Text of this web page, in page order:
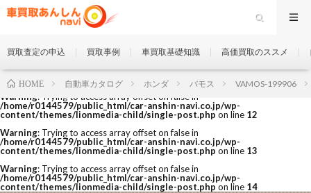
Warning: Trying to access array offset on false in
/home/r0144579/public_html/car-anshin-navi.co.jp/wp-
content/themes/lionmedia-child/single-post.php on line 12
Warning: Trying to access array offset on false in
/home/r0144579/public_html/car-anshin-navi.co.jp/wp-
content/themes/lionmedia-child/single-post.php on line 13
Warning: Trying to access array offset on false in
/home/r0144579/public_html/car-anshin-navi.co.jp/wp-
content/themes/lionmedia-child/single-post.php on line 14
買取査定の申込 買取事例 車買取基礎知識 高価買取のススメ
HOME 自動車カタログ ホンダ バモス VAMOS-199906